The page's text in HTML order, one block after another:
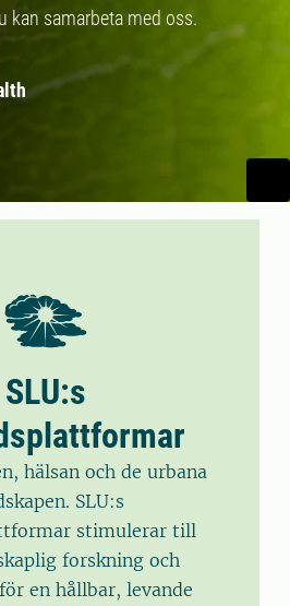
kan samarbeta med oss.
SLU:s
hälsan och de urbana
SLU:s
stimulerar till
forskning och
en hållbar, levande